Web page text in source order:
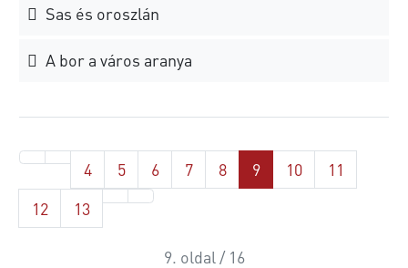
Sas és oroszlán
A bor a város aranya
4 5 6 7 8 9 10
11
12
13
9. oldal / 16